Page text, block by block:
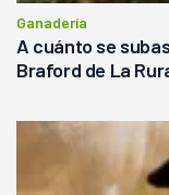
Ganadería
A cuánto se
Braford de La